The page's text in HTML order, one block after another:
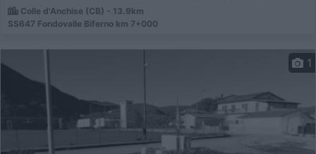
Colle d'Anchise (CB) - 13.9km
SS647 Fondovalle Biferno km 7+000
1